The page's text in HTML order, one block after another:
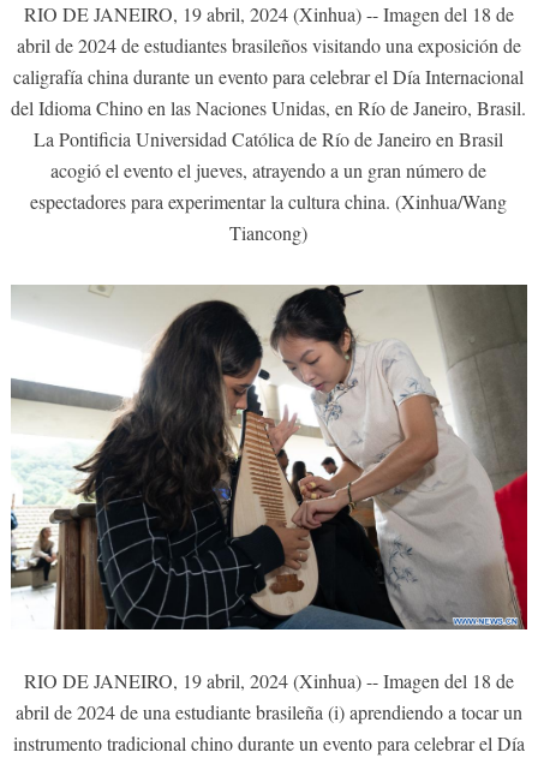
RIO DE JANEIRO, 19 abril, 2024 (Xinhua) -- Imagen del 18 de
abril de 2024 de estudiantes brasileños visitando una exposición de
caligrafía china durante un evento para celebrar el Día Internacional
del Idioma Chino en las Naciones Unidas, en Río de Janeiro, Brasil.
La Pontificia Universidad Católica de Río de Janeiro en Brasil
acogió el evento el jueves, atrayendo a un gran número de
espectadores para experimentar la cultura china. (Xinhua/Wang
Tiancong)
RIO DE JANEIRO, 19 abril, 2024 (Xinhua) -- Imagen del 18 de
abril de 2024 de una estudiante brasileña (i) aprendiendo a tocar un
instrumento tradicional chino durante un evento para celebrar el Día